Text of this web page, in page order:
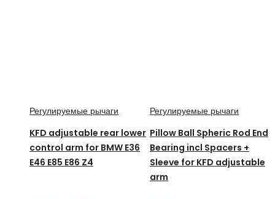
Регулируемые рычаги
KFD adjustable rear lower
control arm for BMW E36
E46 E85 E86 Z4
Регулируемые рычаги
Pillow Ball Spheric Rod End
Bearing incl Spacers +
Sleeve for KFD adjustable
arm